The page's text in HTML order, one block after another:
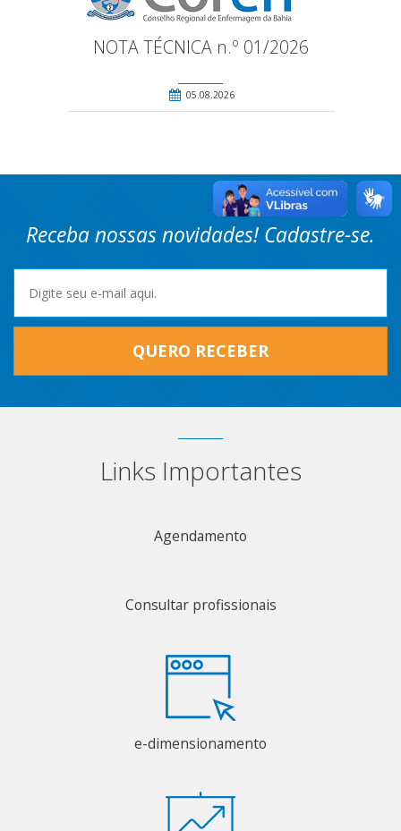
NOTA TÉCNICA n.º 01/2026
05.08.2026
Receba nossas novidades! Cadastre-se.
QUERO RECEBER
Links Importantes
Agendamento
Consultar profissionais
e-dimensionamento